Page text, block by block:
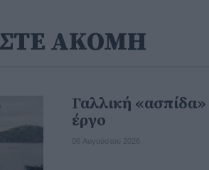
ΑΚΟΜΗ
Γαλλική
έργο
06 Αυγούστου 2026